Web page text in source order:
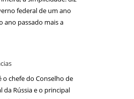
federal de um ano
ano passado mais a
o chefe do Conselho de
da Rússia e o principal